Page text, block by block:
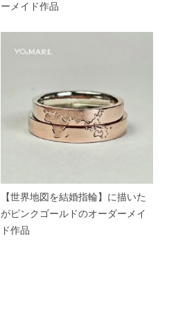
ーメイド作品
【世界地図を結婚指輪】に描いた
がピンクゴールドのオーダーメイ
ド作品